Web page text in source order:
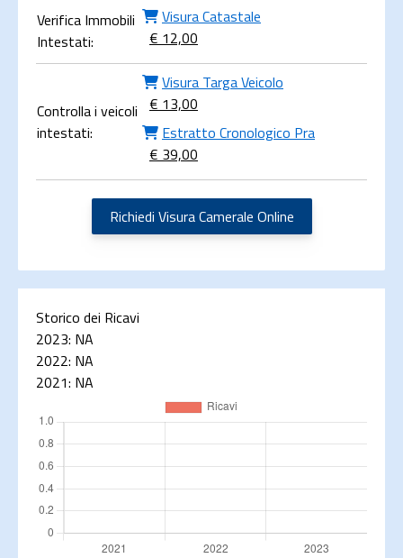
Verifica Immobili
Intestati:
Visura Catastale
€ 12,00
Controlla i veicoli
intestati:
Visura Targa Veicolo
€ 13,00
Estratto Cronologico Pra
€ 39,00
Richiedi Visura Camerale Online
Storico dei Ricavi
2023: NA
2022: NA
2021: NA